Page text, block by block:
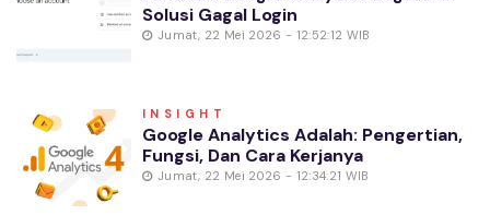
Solusi Gagal Login
Jumat, 22 Mei 2026 - 12:52:12 WIB
INSIGHT
Google Analytics Adalah: Pengertian,
Fungsi, Dan Cara Kerjanya
Jumat, 22 Mei 2026 - 12:34:21 WIB